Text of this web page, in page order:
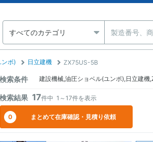
ボ) 日立建機 ZX75US-5B
検索条件 建設機械,油圧ショベル(ユンボ),日立建機
0 まとめて在庫確認・見積り依頼
検索結果 17件中 1～17件を表示